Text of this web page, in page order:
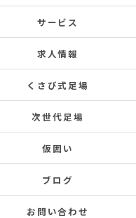
サービス
求人情報
くさび式足場
次世代足場
仮囲い
ブログ
お問い合わせ